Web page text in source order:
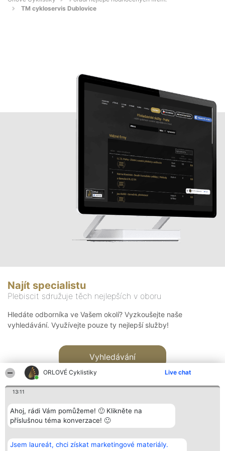
ORLOVÉ Cyklistiky Live chat
13:11
Ahoj, rádi Vám pomůžeme! 🙂 Klikněte na
příslušnou téma konverzace! 🙂
Jsem laureát, chci získat marketingové materiály.
TM cykloservis Dublovice
Najít specialistu
Plebiscit sdružuje těch nejlepších v oboru
Hledáte odborníka ve Vašem okolí? Vyzkoušejte naše
vyhledávání. Využívejte pouze ty nejlepší služby!
Vyhledávání
Bright Side Solutions sp. z o.
o. sp. k.
Vítězové
Seznam všech
Kontakt